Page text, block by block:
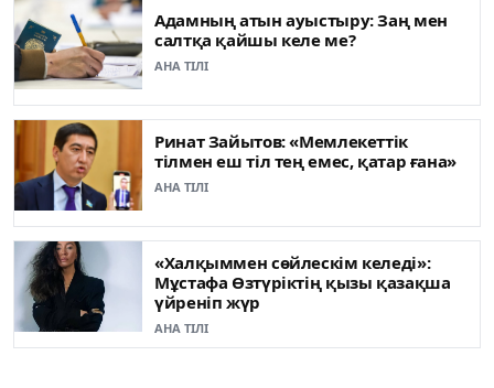
Адамның атын ауыстыру: Заң мен
салтқа қайшы келе ме?
АНА ТІЛІ
Ринат Зайытов: «Мемлекеттік
тілмен еш тіл тең емес, қатар ғана»
АНА ТІЛІ
«Халқыммен сөйлескім келеді»:
Мұстафа Өзтүріктің қызы қазақша
үйреніп жүр
АНА ТІЛІ